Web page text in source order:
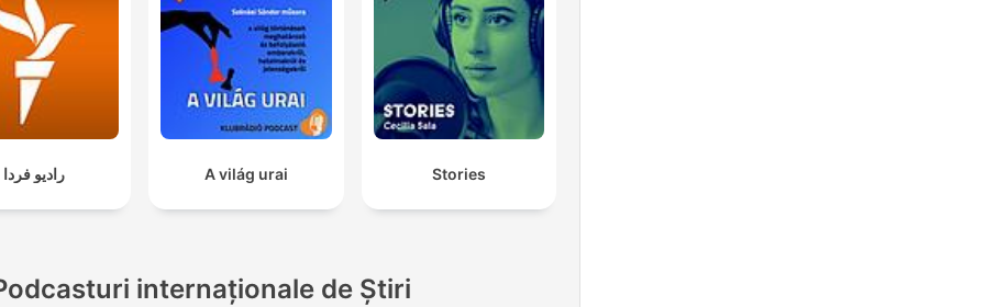
رادیو فردا A világ urai Stories
internaționale de Știri